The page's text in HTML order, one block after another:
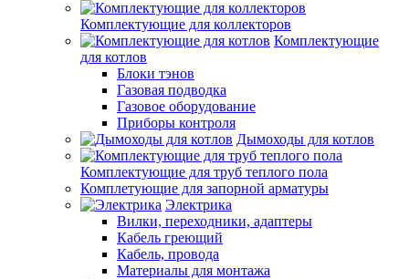
Комплектующие для коллекторов
Комплектующие
для котлов
Блоки тэнов
Газовая подводка
Газовое оборудование
Приборы контроля
Дымоходы для котлов
Комплектующие для труб теплого пола
Комплетующие для запорной арматуры
Электрика
Вилки, переходники, адаптеры
Кабель греющий
Кабель, провода
Материалы для монтажа